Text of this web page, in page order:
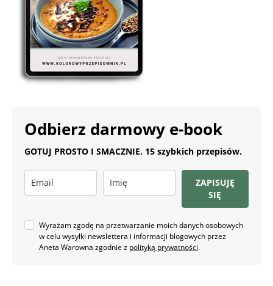
Odbierz darmowy e-book
GOTUJ PROSTO I SMACZNIE. 15 szybkich przepisów.
ZAPISUJĘ
SIĘ
Wyrażam zgodę na przetwarzanie moich danych osobowych
w celu wysyłki newslettera i informacji blogowych przez
Aneta Warowna zgodnie z polityką prywatności.